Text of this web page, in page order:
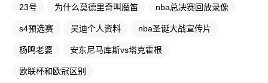
23号 为什么莫德里奇叫魔笛 nba总决赛回放录像
s4预选赛 吴迪个人资料 nba圣诞大战宣传片
杨鸣老婆 安东尼马库斯vs塔克霍根
欧联杯和欧冠区别